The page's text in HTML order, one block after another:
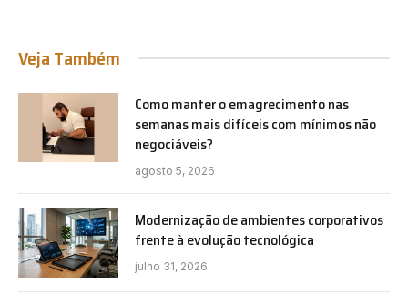
Veja Também
Como manter o emagrecimento nas
semanas mais difíceis com mínimos não
negociáveis?
agosto 5, 2026
Modernização de ambientes corporativos
frente à evolução tecnológica
julho 31, 2026